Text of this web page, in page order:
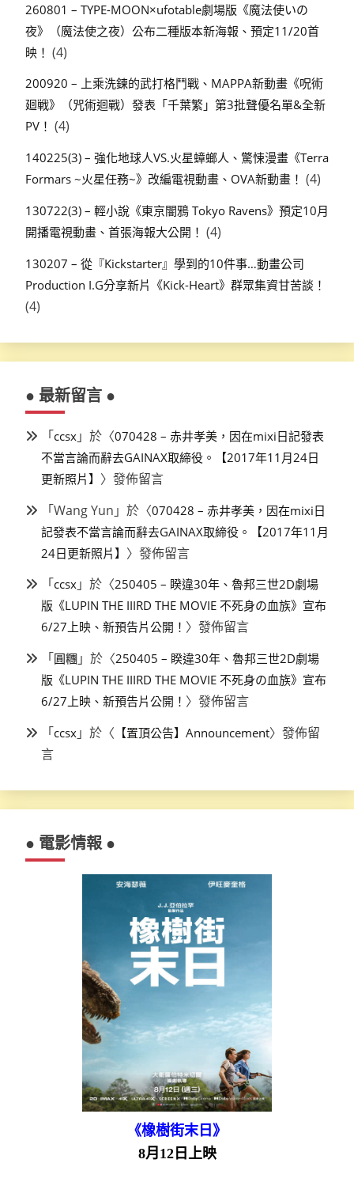
260801 – TYPE-MOON×ufotable劇場版《魔法使いの
夜》（魔法使之夜）公布二種版本新海報、預定11/20首
映！ (4)
200920 – 上乘洗鍊的武打格鬥戰、MAPPA新動畫《呪術
廻戦》（咒術迴戰）發表「千葉繁」第3批聲優名單&全新
PV！ (4)
140225(3) – 強化地球人VS.火星蟑螂人、驚悚漫畫《Terra
Formars ~火星任務~》改編電視動畫、OVA新動畫！ (4)
130722(3) – 輕小說《東京闇鴉 Tokyo Ravens》預定10月
開播電視動畫、首張海報大公開！ (4)
130207 – 從『Kickstarter』學到的10件事…動畫公司
Production I.G分享新片《Kick-Heart》群眾集資甘苦談！
(4)
● 最新留言 ●
「ccsx 」於〈070428 – 赤井孝美，因在mixi日記發表
不當言論而辭去GAINAX取締役。【2017年11月24日
更新照片】 〉發佈留言
「Wang Yun 」於〈070428 – 赤井孝美，因在mixi日
記發表不當言論而辭去GAINAX取締役。【2017年11月
24日更新照片】 〉發佈留言
「ccsx 」於〈250405 – 睽違30年、魯邦三世2D劇場
版《LUPIN THE IIIRD THE MOVIE 不死身の血族》宣布
6/27上映、新預告片公開！ 〉發佈留言
「圓糰 」於〈250405 – 睽違30年、魯邦三世2D劇場
版《LUPIN THE IIIRD THE MOVIE 不死身の血族》宣布
6/27上映、新預告片公開！ 〉發佈留言
「ccsx 」於〈 【置頂公告】Announcement〉發佈留
言
● 電影情報 ●
《橡樹街末日》
8月12日上映